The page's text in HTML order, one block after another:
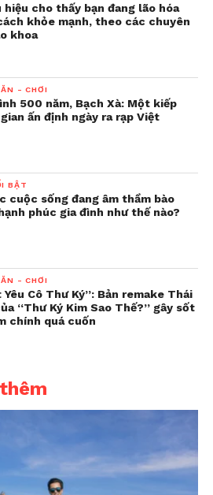
hiệu cho thấy bạn đang lão hóa
khỏe mạnh, theo các chuyên
khoa
- CHƠI
500 năm, Bạch Xà: Một kiếp
ấn định ngày ra rạp Việt
BẬT
cuộc sống đang âm thầm bào
phúc gia đình như thế nào?
- CHƠI
Yêu Cô Thư Ký”: Bản remake Thái
“Thư Ký Kim Sao Thế?” gây sốt
chính quá cuốn